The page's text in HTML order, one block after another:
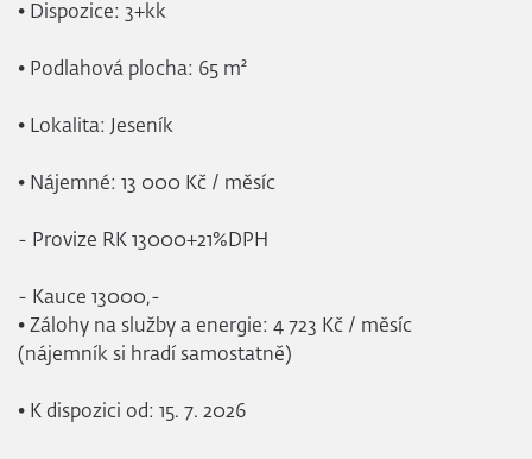
• Dispozice: 3+kk
• Podlahová plocha: 65 m²
• Lokalita: Jeseník
• Nájemné: 13 000 Kč / měsíc
- Provize RK 13000+21%DPH
- Kauce 13000,-
• Zálohy na služby a energie: 4 723 Kč / měsíc
(nájemník si hradí samostatně)
• K dispozici od: 15. 7. 2026